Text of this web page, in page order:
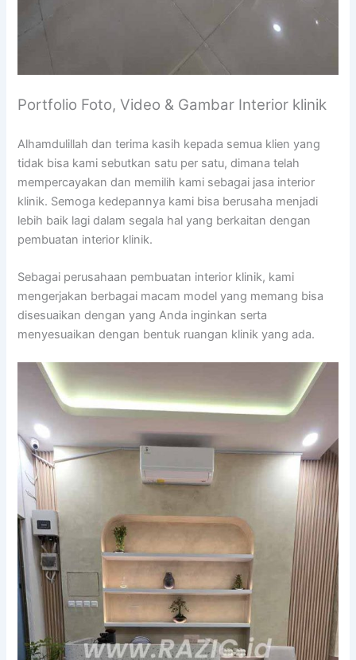
Portfolio Foto, Video & Gambar Interior klinik
Alhamdulillah dan terima kasih kepada semua klien yang
tidak bisa kami sebutkan satu per satu, dimana telah
mempercayakan dan memilih kami sebagai jasa interior
klinik. Semoga kedepannya kami bisa berusaha menjadi
lebih baik lagi dalam segala hal yang berkaitan dengan
pembuatan interior klinik.
Sebagai perusahaan pembuatan interior klinik, kami
mengerjakan berbagai macam model yang memang bisa
disesuaikan dengan yang Anda inginkan serta
menyesuaikan dengan bentuk ruangan klinik yang ada.